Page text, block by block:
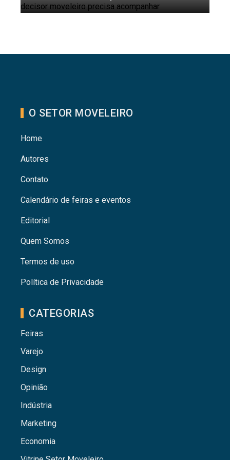
O SETOR MOVELEIRO
Home
Autores
Contato
Calendário de feiras e eventos
Editorial
Quem Somos
Termos de uso
Política de Privacidade
CATEGORIAS
Feiras
Varejo
Design
Opinião
Indústria
Marketing
Economia